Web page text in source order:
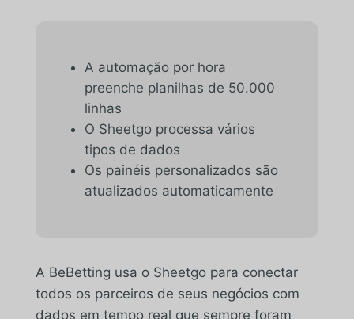
A automação por hora
preenche planilhas de 50.000
linhas
O Sheetgo processa vários
tipos de dados
Os painéis personalizados são
atualizados automaticamente
A BeBetting usa o Sheetgo para conectar
todos os parceiros de seus negócios com
dados em tempo real que sempre foram